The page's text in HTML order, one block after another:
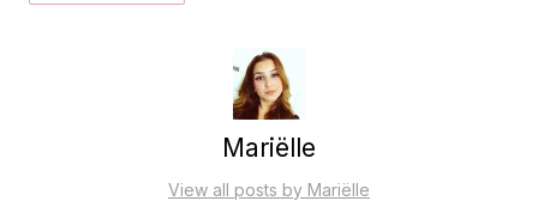
Mariëlle
View all posts by Mariëlle